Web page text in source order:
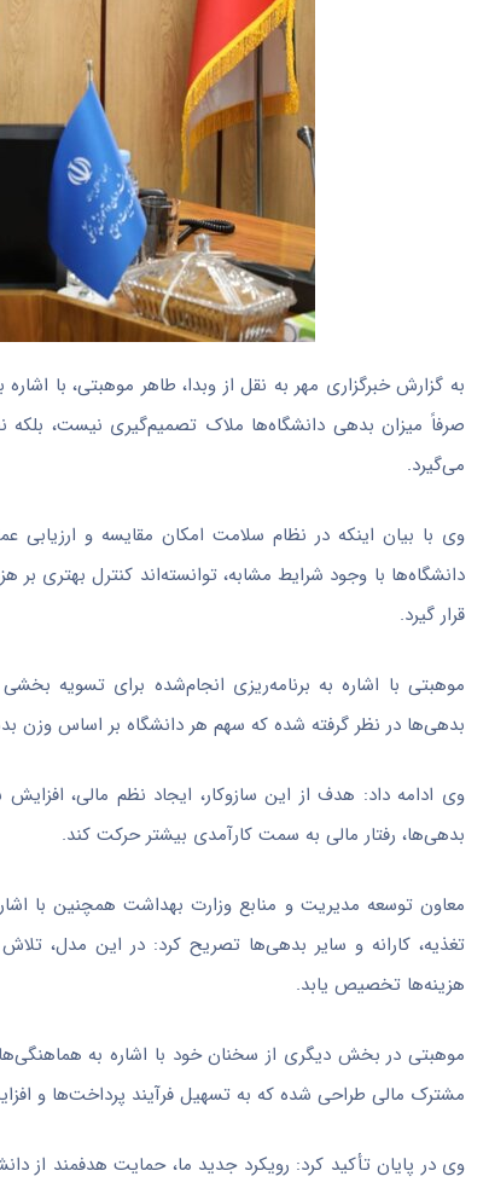
به گزارش خبرگزاری مهر به نقل از وبدا، طاهر موهبتی، با
صرفاً میزان بدهی دانشگاه‌ها ملاک تصمیم‌گیری نیست، بلکه
می‌گیرد.
وی با بیان اینکه در نظام سلامت امکان مقایسه و
دانشگاه‌ها با وجود شرایط مشابه، توانسته‌اند کنترل
قرار گیرد.
بدهی‌ها در نظر گرفته شده که سهم هر دانشگاه بر اساس
وی ادامه داد: هدف از این سازوکار، ایجاد نظم مالی،
بدهی‌ها، رفتار مالی به سمت کارآمدی بیشتر حرکت کند.
معاون توسعه مدیریت و منابع وزارت بهداشت همچنین با
تغذیه، کارانه و سایر بدهی‌ها تصریح کرد: در این مدل،
هزینه‌ها تخصیص یابد.
مشترک مالی طراحی شده که به تسهیل فرآیند پرداخت‌ها و
وی در پایان تأکید کرد: رویکرد جدید ما، حمایت هدفمند از